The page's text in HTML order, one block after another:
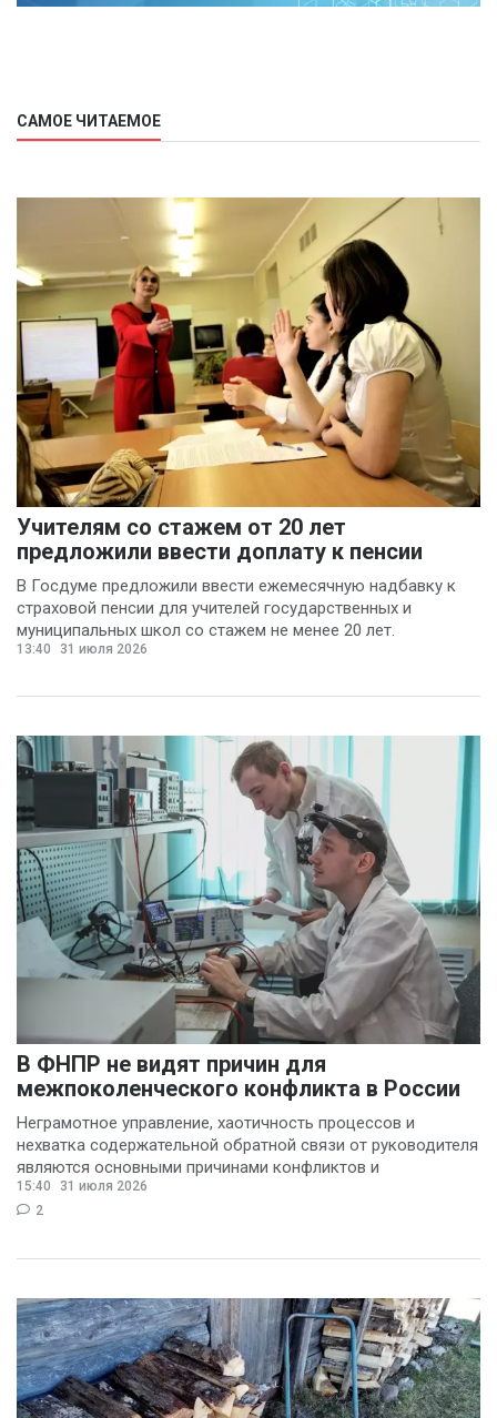
САМОЕ ЧИТАЕМОЕ
Учителям со стажем от 20 лет
предложили ввести доплату к пенсии
В Госдуме предложили ввести ежемесячную надбавку к
страховой пенсии для учителей государственных и
муниципальных школ со стажем не менее 20 лет.
13:40 31 июля 2026
В ФНПР не видят причин для
межпоколенческого конфликта в России
Неграмотное управление, хаотичность процессов и
нехватка содержательной обратной связи от руководителя
являются основными причинами конфликтов и
раздражения в
15:40
31 июля 2026
2